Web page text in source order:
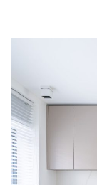
MATÉRIAUX